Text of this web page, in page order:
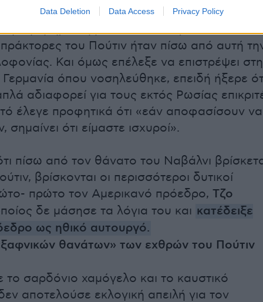
Data Deletion Data Access Privacy Policy
της ρωσικής αντιπολίτευσης, το ήξερε,
δηλητηρίαση με Novichok, πριν από 4
πράκτορες του Πούτιν ήταν πίσω από αυτή
Και όμως επέλεξε να επιστρέψει στη
όπου νοσηλεύθηκε, επειδή ήξερε
αδιαφορεί για τους εκτός Ρωσίας
έλεγε προφητικά ότι «εάν αποφασίσουν να
ότι είμαστε ισχυροί».
πίσω από τον θάνατο του Ναβάλνι
βρίσκονται οι περισσότεροι δυτικοί
πρώτο τον Αμερικανό πρόεδρο, Τζο
δε μάσησε τα λόγια του και κατέδειξε
ως ηθικό αυτουργό.
θανάτων» των εχθρών του Πούτιν
σαρδόνιο χαμόγελο και το καυστικό
αποτελούσε εκλογική απειλή για τον